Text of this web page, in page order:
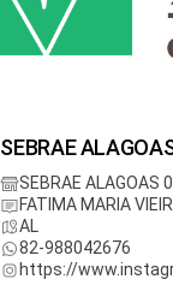
SEBRAE
SEBRAE ALAGOAS
FATIMA MARIA
AL
82-988042676
https://